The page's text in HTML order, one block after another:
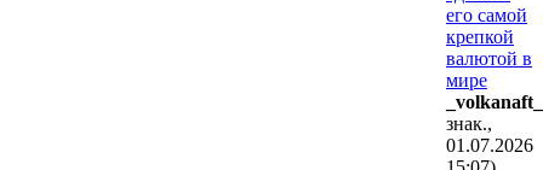
его самой
крепкой
валютой в
мире
_volkanaft_
знак.,
01.07.2026